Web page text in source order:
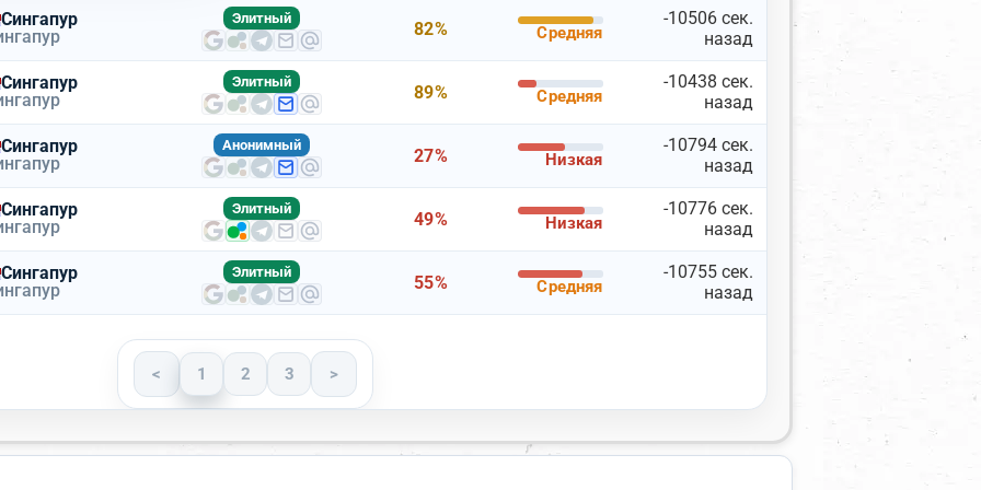
Средняя
Низкая
и парсеров или откройте документацию по
Документация API
Скопировать
Настройки
Сингапур
Элитный
82% Средняя
-10506 сек.
назад
Сингапур
Элитный
89% Средняя
-10438 сек.
назад
Сингапур
Анонимный
27% Низкая
-10794 сек.
назад
Сингапур
Элитный
49% Низкая
-10776 сек.
назад
Сингапур
Элитный
55% Средняя
-10755 сек.
назад
< 1 2 3 >